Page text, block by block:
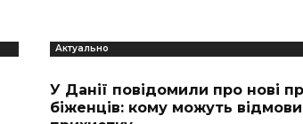
Актуально
У Данії повідомили про нові
біженців: кому можуть